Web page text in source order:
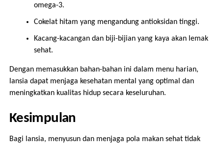
omega-3.
Cokelat hitam yang mengandung antioksidan tinggi.
Kacang-kacangan dan biji-bijian yang kaya akan lemak
sehat.
Dengan memasukkan bahan-bahan ini dalam menu harian,
lansia dapat menjaga kesehatan mental yang optimal dan
meningkatkan kualitas hidup secara keseluruhan.
Kesimpulan
Bagi lansia, menyusun dan menjaga pola makan sehat tidak